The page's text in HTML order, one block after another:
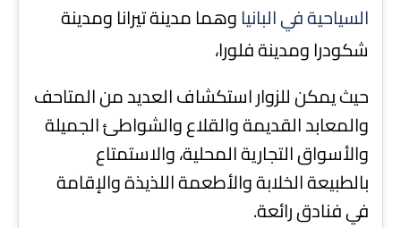
السياحية في البانياوهما مدينة تيرانا ومدينة
شكودرا ومدينة فلورا،
حيث يمكن للزوار استكشاف العديد من المتاحف
والمعابد القديمة والقلاع والشواطئ الجميلة
والأسواق التجارية المحلية، والاستمتاع
بالطبيعة الخلابة والأطعمة اللذيذة والإقامة
في فنادق رائعة.